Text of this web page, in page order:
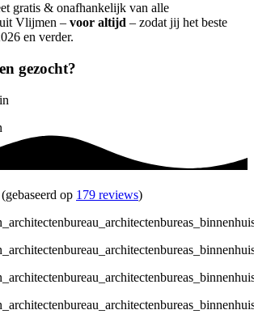
gratis & onafhankelijk van alle
uit Vlijmen – voor altijd – zodat jij het beste
en verder.
gezocht?
op 179 reviews)